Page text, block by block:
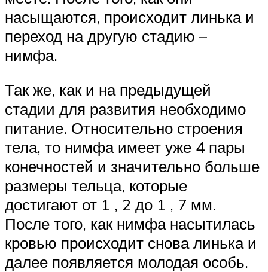
насыщаются, происходит линька и
переход на другую стадию –
нимфа.
Так же, как и на предыдущей
стадии для развития необходимо
питание. Относительно строения
тела, то нимфа имеет уже 4 пары
конечностей и значительно больше
размеры тельца, которые
достигают от 1 , 2 до 1 , 7 мм.
После того, как нимфа насытилась
кровью происходит снова линька и
далее появляется молодая особь.